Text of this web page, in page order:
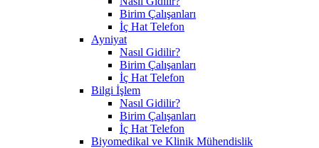
Birim Çalışanları
İç Hat Telefon
Ayniyat
Nasıl Gidilir?
Birim Çalışanları
İç Hat Telefon
Bilgi İşlem
Nasıl Gidilir?
Birim Çalışanları
İç Hat Telefon
Biyomedikal ve Klinik Mühendislik